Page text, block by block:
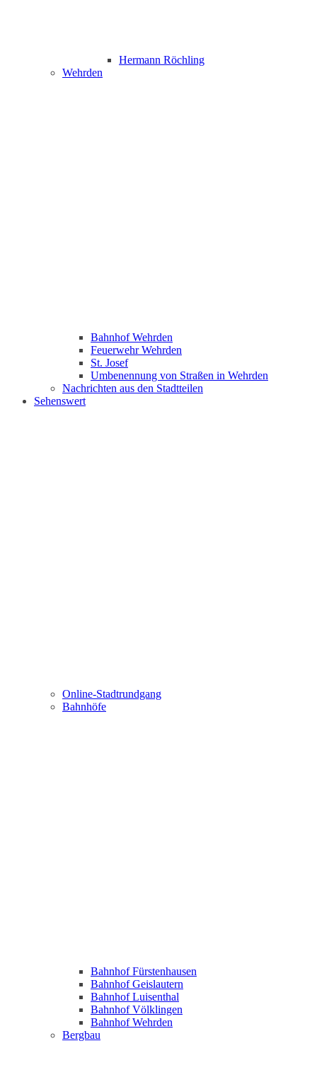
Hermann Röchling
Wehrden
Bahnhof Wehrden
Feuerwehr Wehrden
St. Josef
Umbenennung von Straßen in Wehrden
Nachrichten aus den Stadtteilen
Sehenswert
Online-Stadtrundgang
Bahnhöfe
Bahnhof Fürstenhausen
Bahnhof Geislautern
Bahnhof Luisenthal
Bahnhof Völklingen
Bahnhof Wehrden
Bergbau